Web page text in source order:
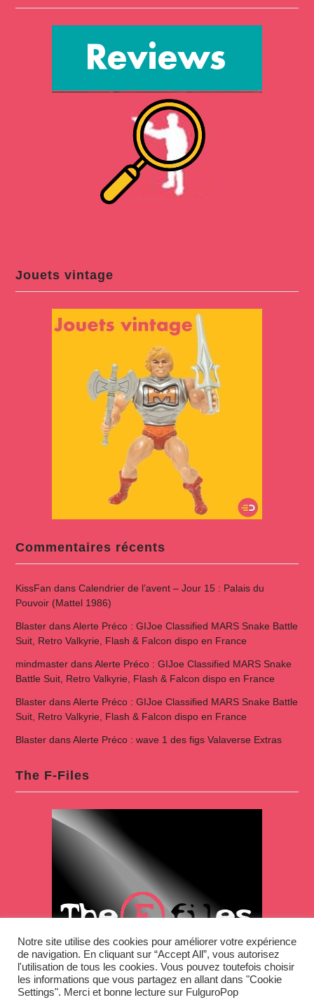
Jouets vintage
Commentaires récents
KissFan dans Calendrier de l’avent – Jour 15 : Palais du
Pouvoir (Mattel 1986)
BlasterdansAlerte Préco : GIJoe Classified MARS Snake Battle
Suit, Retro Valkyrie, Flash & Falcon dispo en France
mindmasterdansAlerte Préco : GIJoe Classified MARS Snake
Battle Suit, Retro Valkyrie, Flash & Falcon dispo en France
BlasterdansAlerte Préco : GIJoe Classified MARS Snake Battle
Suit, Retro Valkyrie, Flash & Falcon dispo en France
BlasterdansAlerte Préco : wave 1 des figs Valaverse Extras
The F-Files
Notre site utilise des cookies pour améliorer votre expérience
de navigation. En cliquant sur “Accept All”, vous autorisez
l'utilisation de tous les cookies. Vous pouvez toutefois choisir
les informations que vous partagez en allant dans "Cookie
Settings". Merci et bonne lecture sur FulguroPop